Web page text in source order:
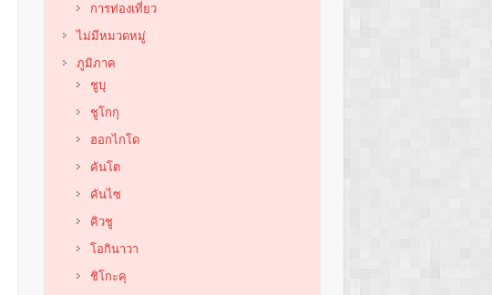
การท่องเที่ยว
ไม่มีหมวดหมู่
ภูมิภาค
ชูบุ
ชูโกกุ
ฮอกไกโด
คันโต
คันไซ
คิวชู
โอกินาวา
ชิโกะคุ